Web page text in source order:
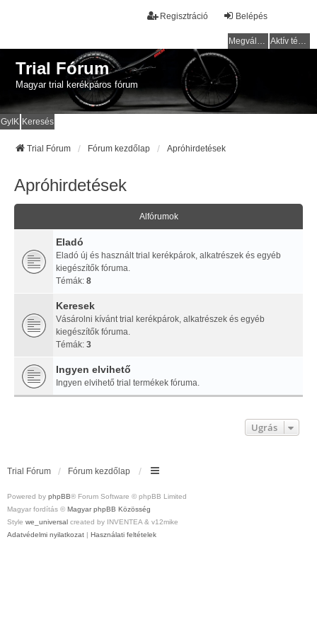
Belépés
Regisztráció
Megválaszolatlan témák Aktív témák
Trial Fórum
Magyar trial kerékpáros fórum
GyIK Keresés
Trial Fórum Fórum kezdőlap Apróhirdetések
Apróhirdetések
Alfórumok
Eladó
Eladó új és használt trial kerékpárok, alkatrészek és egyéb
kiegészítők fóruma.
Témák: 8
Keresek
Vásárolni kívánt trial kerékpárok, alkatrészek és egyéb
kiegészítők fóruma.
Témák: 3
Ingyen elvihető
Ingyen elvihető trial termékek fóruma.
Ugrás
Trial Fórum Fórum kezdőlap
Powered by phpBB® Forum Software © phpBB Limited
Magyar fordítás © Magyar phpBB Közösség
Style we_universal created by INVENTEA & v12mike
Adatvédelmi nyilatkozat | Használati feltételek